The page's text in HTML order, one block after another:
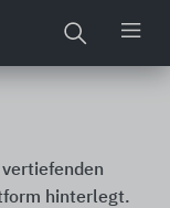
hinterlegt.